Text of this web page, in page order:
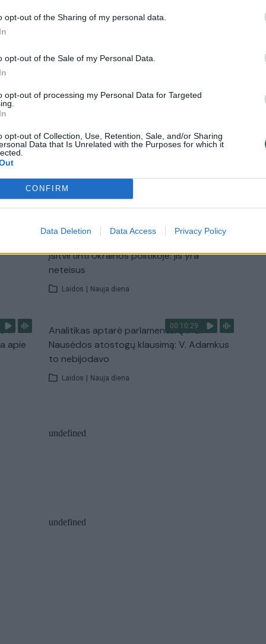
opt-out of the Sharing of my personal data.
opt-out of the Sale of my Personal Data.
opt-out of processing my Personal Data for Targeted
opt-out of Collection, Use, Retention, Sale, and/or Sharing
Data that Is Unrelated with the Purposes for which it
CONFIRM
Data Deletion Data Access Privacy Policy
akimirką prieš mirtį: „Tai buvo simbolinis
Žinios Lietuvos diena
00:03:41
Mėsainių mėgėjus kviečia nepražiopsoti
Žinios | Lietuvos diena
00:15:54
įsitvirtinti Ukrainos politikoje: jis yra
neteisus
Laidos | Nauja diena
apie
00:10:29
Analitikas aptarė parlamentarų ir G.
Nausėdos atostogų klausimą: V. Adamkus
to nebijodavo
Laidos | Nauja diena